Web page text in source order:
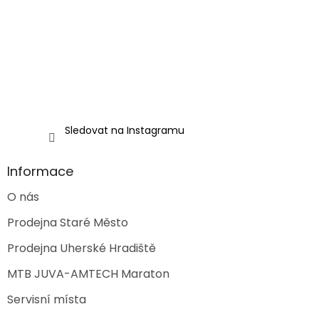
Sledovat na Instagramu
Informace
O nás
Prodejna Staré Město
Prodejna Uherské Hradiště
MTB JUVA-AMTECH Maraton
Servisní místa